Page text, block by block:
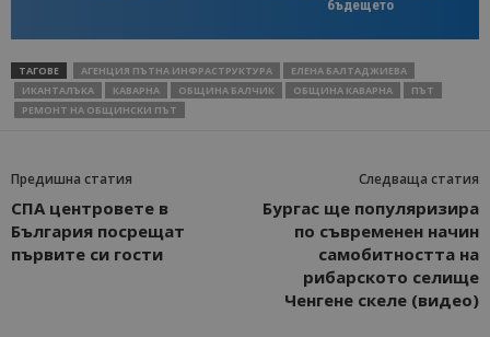
бъдещето
ТАГОВЕ АГЕНЦИЯ ПЪТНА ИНФРАСТРУКТУРА
ЕЛЕНА БАЛТАДЖИЕВА
ИКАНТАЛЪКА
КАВАРНА ОБЩИНА БАЛЧИК ОБЩИНА КАВАРНА
ПЪТ
РЕМОНТ НА ОБЩИНСКИ ПЪТ
Предишна статия
СПА центровете в
България посрещат
първите си гости
Следваща статия
Бургас ще популяризира
по съвременен начин
самобитността на
рибарското селище
Ченгене скеле (видео)